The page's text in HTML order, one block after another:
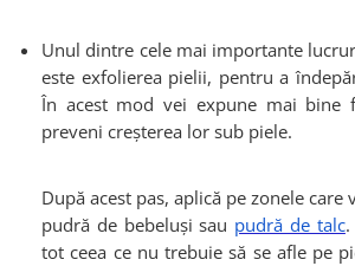
Unul dintre cele mai importante
este exfolierea pielii, pentru a
În acest mod vei expune mai bine
preveni creșterea lor sub piele.
După acest pas, aplică pe zonele
pudră de bebeluși sau pudră de talc.
tot ceea ce nu trebuie să se afle pe